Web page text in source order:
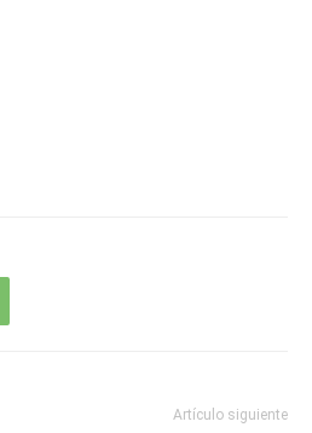
Artículo siguiente